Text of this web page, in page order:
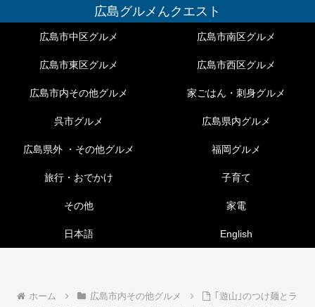
広島グルメんクエスト
広島市中区グルメ 広島市南区グルメ
広島市東区グルメ 広島市西区グルメ
広島市内その他グルメ 家ごはん・刺身グルメ
呉市グルメ 広島県内グルメ
広島県外 ・その他グルメ 福岡グルメ
旅行・おでかけ 子育て
その他 家電
日本語 English
ホーム 広島市内その他グルメ
｢遊山｣のつけ麺とラ